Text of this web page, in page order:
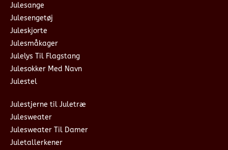
Julesange
Julesengetøj
Juleskjorte
Julesmåkager
Julelys Til Flagstang
Julesokker Med Navn
Julestel
Julestjerne til Juletræ
Julesweater
Julesweater Til Damer
Juletallerkener